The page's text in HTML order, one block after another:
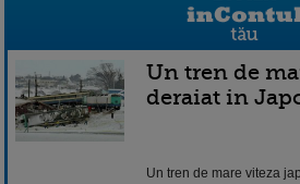
Un tren de
deraiat in
Un tren de mare viteza